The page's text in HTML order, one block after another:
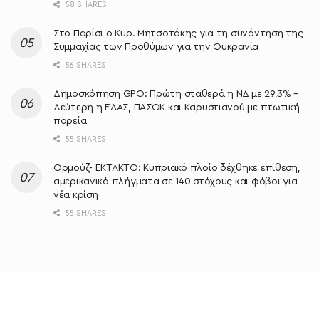
58 SHARES
Στο Παρίσι ο Κυρ. Μητσοτάκης για τη συνάντηση της
Συμμαχίας των Προθύμων για την Ουκρανία
56 SHARES
Δημοσκόπηση GPO: Πρώτη σταθερά η ΝΔ με 29,3% –
Δεύτερη η ΕΛΑΣ, ΠΑΣΟΚ και Καρυστιανού με πτωτική
πορεία
55 SHARES
Ορμούζ- ΕΚΤΑΚΤΟ: Κυπριακό πλοίο δέχθηκε επίθεση,
αμερικανικά πλήγματα σε 140 στόχους και φόβοι για
νέα κρίση
55 SHARES